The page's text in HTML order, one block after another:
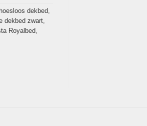
hoesloos dekbed,
dekbed zwart,
Royalbed,